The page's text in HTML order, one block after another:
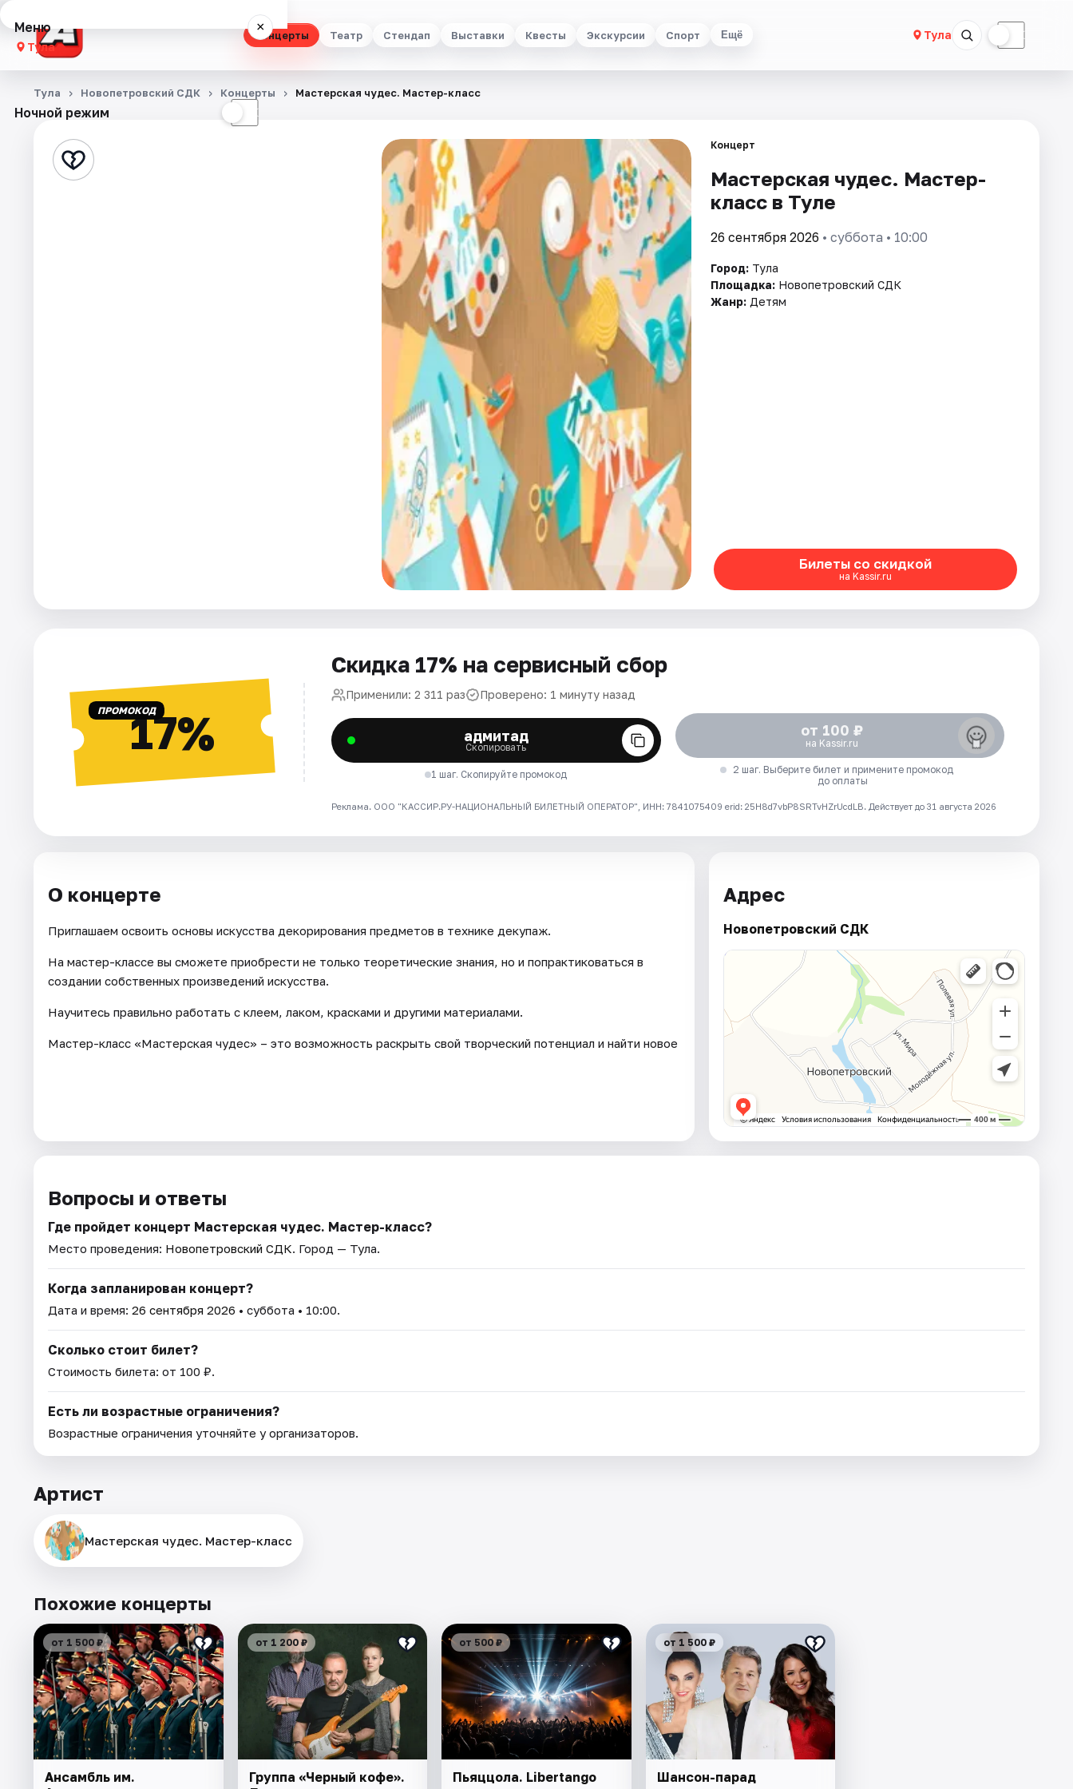
Концерты Театр Стендап Выставки Квесты Экскурсии Спорт Ещё Тула ☾
Меню ×
Тула
Концерты
Стендап
Ночной режим ☾
Тула Новопетровский СДК Концерты Мастерская чудес. Мастер-класс
Концерт
Мастерская чудес. Мастер-
класс в Туле
26 сентября 2026 • суббота • 10:00
Город: Тула
Площадка: Новопетровский СДК
Жанр: Детям
Билеты со скидкой
на Kassir.ru
ПРОМОКОД17%
Скидка 17% на сервисный сбор
Применили: 2 311 раз Проверено: 1 минуту назад
адмитад
Скопировать
1 шаг. Скопируйте промокод
от 100 ₽
на Kassir.ru
2 шаг. Выберите билет и примените промокод
до оплаты
Реклама. ООО "КАССИР.РУ-НАЦИОНАЛЬНЫЙ БИЛЕТНЫЙ ОПЕРАТОР", ИНН: 7841075409 erid: 25H8d7vbP8SRTvHZrUcdLB. Действует до 31 августа 2026
О концерте
Приглашаем освоить основы искусства декорирования предметов в технике декупаж.
На мастер-классе вы сможете приобрести не только теоретические знания, но и попрактиковаться в
создании собственных произведений искусства.
Научитесь правильно работать с клеем, лаком, красками и другими материалами.
Мастер-класс «Мастерская чудес» – это возможность раскрыть свой творческий потенциал и найти новое
Адрес
Новопетровский СДК
Вопросы и ответы
Где пройдет концерт Мастерская чудес. Мастер-класс?
Место проведения: Новопетровский СДК. Город — Тула.
Когда запланирован концерт?
Дата и время: 26 сентября 2026 • суббота • 10:00.
Сколько стоит билет?
Стоимость билета: от 100 ₽.
Есть ли возрастные ограничения?
Возрастные ограничения уточняйте у организаторов.
Артист
Мастерская чудес. Мастер-класс
Похожие концерты
от 1 500 ₽
Ансамбль им.
от 1 200 ₽
Группа «Черный кофе».
от 500 ₽
Пьяццола. Libertango
от 1 500 ₽
Шансон-парад